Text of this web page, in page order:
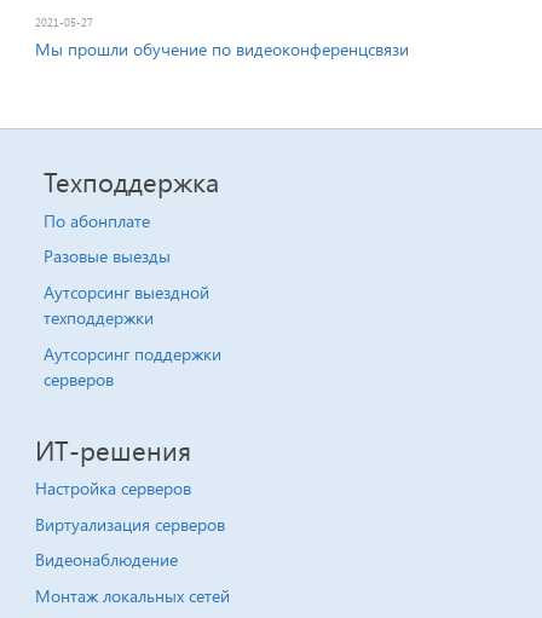
2021-05-27
Мы прошли обучение по видеоконференцсвязи
Техподдержка
По абонплате
Разовые выезды
Аутсорсинг выездной
техподдержки
Аутсорсинг поддержки
серверов
ИТ-решения
Настройка серверов
Виртуализация серверов
Видеонаблюдение
Монтаж локальных сетей